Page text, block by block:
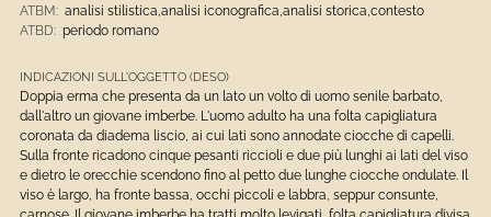
ATBM: analisi stilistica,analisi iconografica,analisi storica,contesto
ATBD: periodo romano
INDICAZIONI SULL'OGGETTO (DESO)
Doppia erma che presenta da un lato un volto di uomo senile barbato,
dall'altro un giovane imberbe. L'uomo adulto ha una folta capigliatura
coronata da diadema liscio, ai cui lati sono annodate ciocche di capelli.
Sulla fronte ricadono cinque pesanti riccioli e due più lunghi ai lati del viso
e dietro le orecchie scendono fino al petto due lunghe ciocche ondulate. Il
viso è largo, ha fronte bassa, occhi piccoli e labbra, seppur consunte,